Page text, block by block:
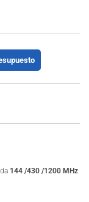
144 /430 /1200 MHz